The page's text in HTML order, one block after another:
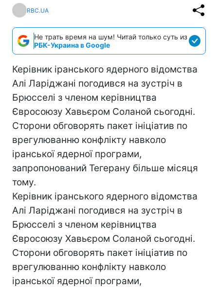
RBC.UA
Не трать время на шум! Читай только суть из
РБК-Украина в Google
Керівник іранського ядерного відомства
Алі Ларіджані погодився на зустріч в
Брюсселі з членом керівництва
Євросоюзу Хавьєром Соланой сьогодні.
Сторони обговорять пакет ініціатив по
врегулюванню конфлікту навколо
іранської ядерної програми,
запропонований Тегерану більше місяця
тому.
Керівник іранського ядерного відомства
Алі Ларіджані погодився на зустріч в
Брюсселі з членом керівництва
Євросоюзу Хавьєром Соланой сьогодні.
Сторони обговорять пакет ініціатив по
врегулюванню конфлікту навколо
іранської ядерної програми,